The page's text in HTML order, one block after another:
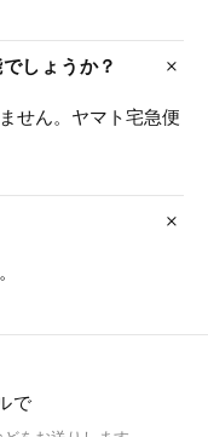
しょうか？
せん。ヤマト宅急便
で